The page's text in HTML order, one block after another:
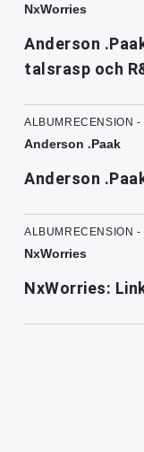
NxWorries
Anderson
talsrasp och
ALBUMRECENSION
Anderson .Paak
Anderson
ALBUMRECENSION
NxWorries
NxWorries: